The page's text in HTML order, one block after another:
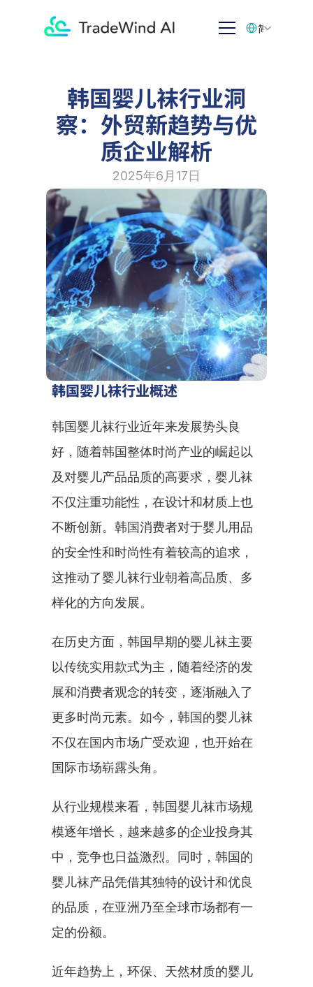
韩国婴儿袜行业洞
察：外贸新趋势与优
质企业解析
2025年6月17日
韩国婴儿袜行业概述
韩国婴儿袜行业近年来发展势头良
好，随着韩国整体时尚产业的崛起以
及对婴儿产品品质的高要求，婴儿袜
不仅注重功能性，在设计和材质上也
不断创新。韩国消费者对于婴儿用品
的安全性和时尚性有着较高的追求，
这推动了婴儿袜行业朝着高品质、多
样化的方向发展。
在历史方面，韩国早期的婴儿袜主要
以传统实用款式为主，随着经济的发
展和消费者观念的转变，逐渐融入了
更多时尚元素。如今，韩国的婴儿袜
不仅在国内市场广受欢迎，也开始在
国际市场崭露头角。
从行业规模来看，韩国婴儿袜市场规
模逐年增长，越来越多的企业投身其
中，竞争也日益激烈。同时，韩国的
婴儿袜产品凭借其独特的设计和优良
的品质，在亚洲乃至全球市场都有一
定的份额。
近年趋势上，环保、天然材质的婴儿
简体中文